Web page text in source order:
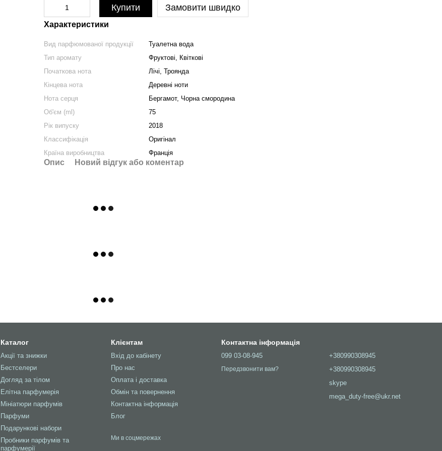
Купити Замовити швидко
Характеристики
Вид парфюмованої продукції
Туалетна вода
Тип аромату
Фруктові, Квіткові
Початкова нота
Лічі, Троянда
Кінцева нота
Деревні ноти
Нота серця
Бергамот, Чорна смородина
Об'єм (ml)
75
Рік випуску
2018
Классифікація
Оригінал
Країна виробництва
Франція
Опис Новий відгук або коментар
Каталог
Акції та знижки
Бестселери
Догляд за тілом
Елітна парфумерія
Мініатюри парфумів
Парфуми
Подарункові набори
Пробники парфумів та
парфумерії
Клієнтам
Вхід до кабінету
Про нас
Оплата і доставка
Обмін та повернення
Контактна інформація
Блог
Ми в соцмережах
Контактна інформація
099 03-08-945
Передзвонити вам?
+380990308945
+380990308945
skype
mega_duty-free@ukr.net